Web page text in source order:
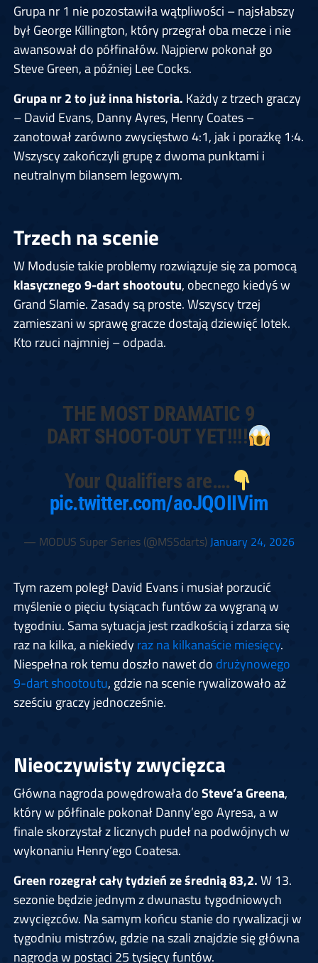
Grupa nr 1 nie pozostawiła wątpliwości – najsłabszy
był George Killington, który przegrał oba mecze i nie
awansował do półfinałów. Najpierw pokonał go
Steve Green, a później Lee Cocks.
Grupa nr 2 to już inna historia. Każdy z trzech graczy
– David Evans, Danny Ayres, Henry Coates –
zanotował zarówno zwycięstwo 4:1, jak i porażkę 1:4.
Wszyscy zakończyli grupę z dwoma punktami i
neutralnym bilansem legowym.
Trzech na scenie
W Modusie takie problemy rozwiązuje się za pomocą
klasycznego 9-dart shootoutu, obecnego kiedyś w
Grand Slamie. Zasady są proste. Wszyscy trzej
zamieszani w sprawę gracze dostają dziewięć lotek.
Kto rzuci najmniej – odpada.
THE MOST DRAMATIC 9
DART SHOOT-OUT YET!!!!
Your Qualifiers are….
pic.twitter.com/aoJQOIIVim
— MODUS Super Series (@MSSdarts)January 24, 2026
Tym razem poległ David Evans i musiał porzucić
myślenie o pięciu tysiącach funtów za wygraną w
tygodniu. Sama sytuacja jest rzadkością i zdarza się
raz na kilka, a niekiedyraz na kilkanaście miesięcy.
Niespełna rok temu doszło nawet do drużynowego
9-dart shootoutu, gdzie na scenie rywalizowało aż
sześciu graczy jednocześnie.
Nieoczywisty zwycięzca
Główna nagroda powędrowała doSteve’a Greena,
który w półfinale pokonał Danny’ego Ayresa, a w
finale skorzystał z licznych pudeł na podwójnych w
wykonaniu Henry’ego Coatesa.
Green rozegrał cały tydzień ze średnią 83,2.W 13.
sezonie będzie jednym z dwunastu tygodniowych
zwycięzców. Na samym końcu stanie do rywalizacji w
tygodniu mistrzów, gdzie na szali znajdzie się główna
nagroda w postaci 25 tysięcy funtów.